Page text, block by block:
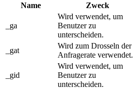
Name Zweck
_ga
Wird verwendet, um
Benutzer zu
unterscheiden.
_gat
Wird zum Drosseln der
Anfragerate verwendet.
_gid
Wird verwendet, um
Benutzer zu
unterscheiden.